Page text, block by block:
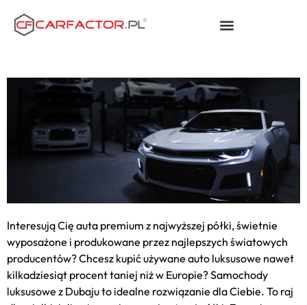
Interesują Cię auta premium z najwyższej półki, świetnie
wyposażone i produkowane przez najlepszych światowych
producentów? Chcesz kupić używane auto luksusowe nawet
kilkadziesiąt procent taniej niż w Europie? Samochody
luksusowe z Dubaju to idealne rozwiązanie dla Ciebie. To raj